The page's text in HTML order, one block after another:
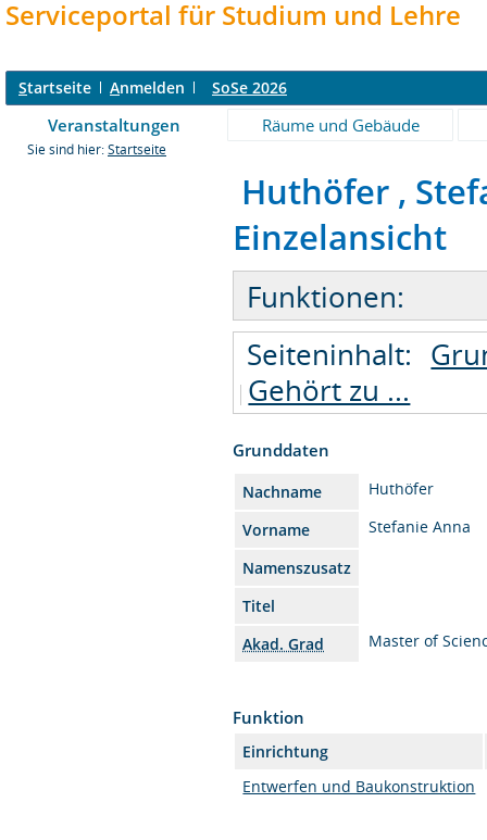
Serviceportal für Studium und Lehre
Startseite Anmelden SoSe 2026
Veranstaltungen Räume und Gebäude
Sie sind hier: Startseite
Huthöfer ,
Einzelansicht
Funktionen:
Seiteninhalt:
Gehört zu ...
Grunddaten
Nachname
Huthöfer
Vorname
Stefanie Anna
Namenszusatz
Titel
Akad. Grad
Master of
Funktion
Einrichtung
Entwerfen und Baukonstruktion